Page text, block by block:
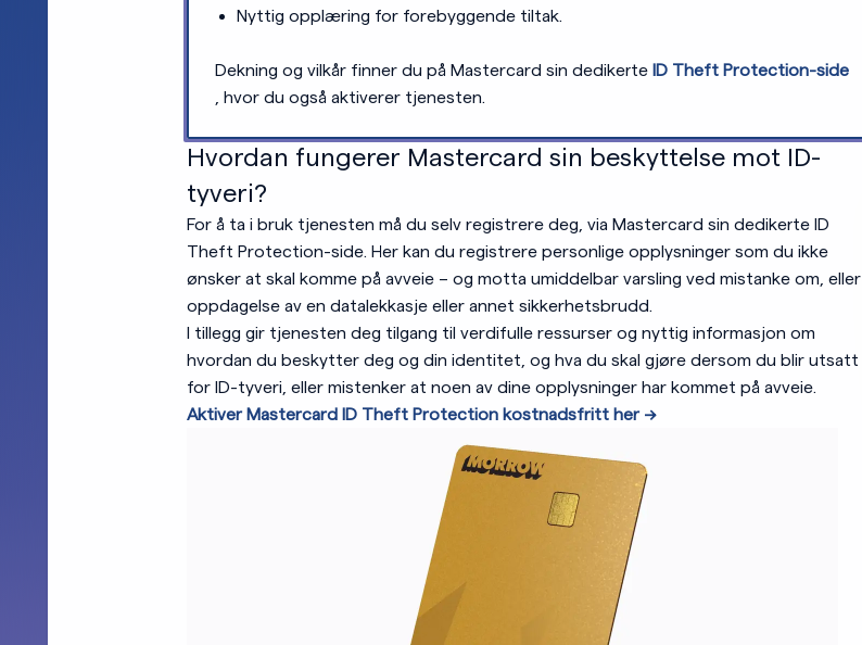
Nyttig opplæring for forebyggende tiltak.
Dekning og vilkår finner du på Mastercard sin dedikerte ID Theft Protection-side
, hvor du også aktiverer tjenesten.
Hvordan fungerer Mastercard sin beskyttelse mot ID-
tyveri?
For å ta i bruk tjenesten må du selv registrere deg, via Mastercard sin dedikerte ID
Theft Protection-side. Her kan du registrere personlige opplysninger som du ikke
ønsker at skal komme på avveie – og motta umiddelbar varsling ved mistanke om, eller
oppdagelse av en datalekkasje eller annet sikkerhetsbrudd.
I tillegg gir tjenesten deg tilgang til verdifulle ressurser og nyttig informasjon om
hvordan du beskytter deg og din identitet, og hva du skal gjøre dersom du blir utsatt
for ID-tyveri, eller mistenker at noen av dine opplysninger har kommet på avveie.
Aktiver Mastercard ID Theft Protection kostnadsfritt her —>